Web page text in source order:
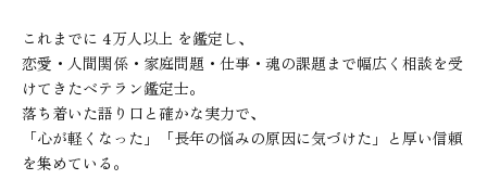
これまでに 4万人以上 を鑑定し、
恋愛・人間関係・家庭問題・仕事・魂の課題まで幅広く相談を受
けてきたベテラン鑑定士。
落ち着いた語り口と確かな実力で、
「心が軽くなった」「長年の悩みの原因に気づけた」と厚い信頼
を集めている。